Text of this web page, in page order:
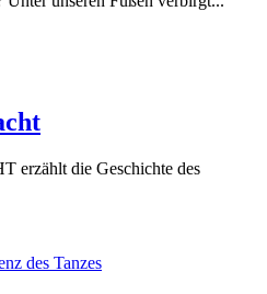
die Geschichte des